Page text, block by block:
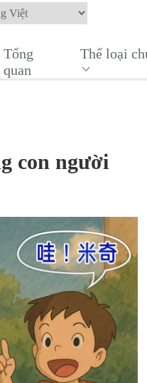
Tổng
quan
Thể loại
con người